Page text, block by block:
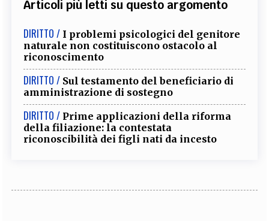
Articoli più letti su questo argomento
DIRITTO / I problemi psicologici del genitore
naturale non costituiscono ostacolo al
riconoscimento
DIRITTO / Sul testamento del beneficiario di
amministrazione di sostegno
DIRITTO / Prime applicazioni della riforma
della filiazione: la contestata
riconoscibilità dei figli nati da incesto